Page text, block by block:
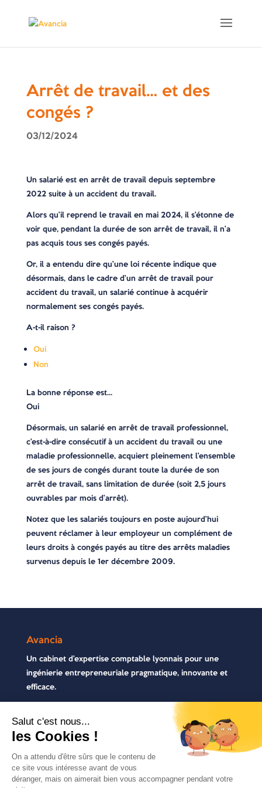
Arrêt de travail… et des
congés ?
03/12/2024
Un salarié est en arrêt de travail depuis septembre
2022 suite à un accident du travail.
Alors qu’il reprend le travail en mai 2024, il s’étonne de
voir que, pendant la durée de son arrêt de travail, il n’a
pas acquis tous ses congés payés.
Or, il a entendu dire qu’une loi récente indique que
désormais, dans le cadre d’un arrêt de travail pour
accident du travail, un salarié continue à acquérir
normalement ses congés payés.
A-t-il raison ?
Oui
Non
La bonne réponse est…
Oui
Désormais, un salarié en arrêt de travail professionnel,
c’est-à-dire consécutif à un accident du travail ou une
maladie professionnelle, acquiert pleinement l’ensemble
de ses jours de congés durant toute la durée de son
arrêt de travail, sans limitation de durée (soit 2,5 jours
ouvrables par mois d’arrêt).
Notez que les salariés toujours en poste aujourd’hui
peuvent réclamer à leur employeur un complément de
leurs droits à congés payés au titre des arrêts maladies
survenus depuis le 1er décembre 2009.
Avancia
Un cabinet d’expertise comptable lyonnais pour une
ingénierie entrepreneuriale pragmatique, innovante et
efficace.
Contactez-nous
04 72 71 54 72
30, rue Pré Gaudry, 69007 Lyon